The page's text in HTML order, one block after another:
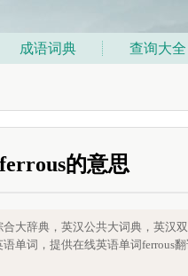
成语词典 查询大全
的意思
大辞典，英汉公共大词典，英汉
单词，提供在线英语单词ferrous翻